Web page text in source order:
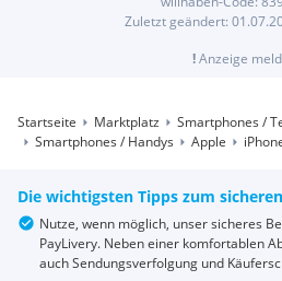
Zuletzt geändert:
!Anzeige
Startseite Marktplatz
Smartphones /
Smartphones / Handys
Apple
Die wichtigsten Tipps zum
Nutze, wenn möglich, unser sicheres
PayLivery. Neben einer komfortablen
auch Sendungsverfolgung und